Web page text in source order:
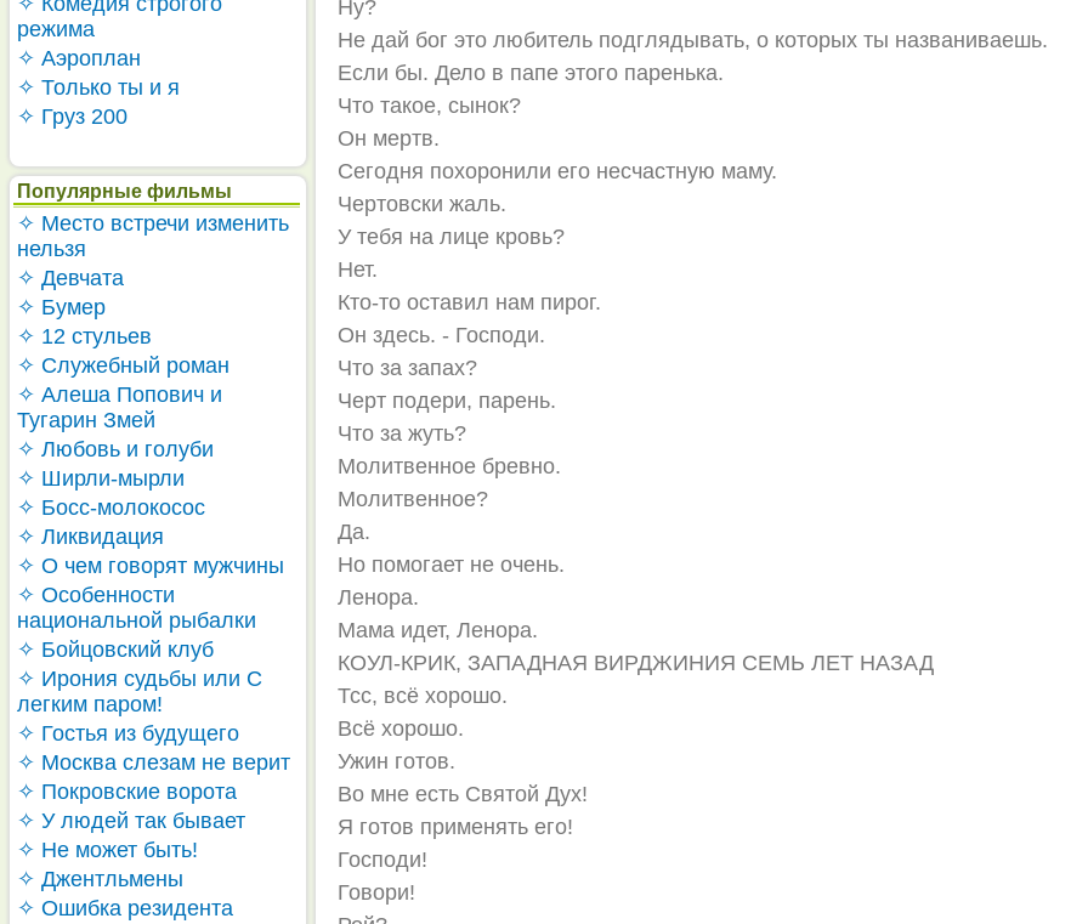
режима
✧ Аэроплан
✧ Только ты и я
✧ Груз 200
Популярные фильмы
✧ Место встречи изменить
нельзя
✧ Девчата
✧ Бумер
✧ 12 стульев
✧ Служебный роман
✧ Алеша Попович и
Тугарин Змей
✧ Любовь и голуби
✧ Ширли-мырли
✧ Босс-молокосос
✧ Ликвидация
✧ О чем говорят мужчины
✧ Особенности
национальной рыбалки
✧ Бойцовский клуб
✧ Ирония судьбы или С
легким паром!
✧ Гостья из будущего
✧ Москва слезам не верит
✧ Покровские ворота
✧ У людей так бывает
✧ Не может быть!
✧ Джентльмены
✧ Ошибка резидента
Ну?
Не дай бог это любитель подглядывать, о которых ты названиваешь.
Если бы. Дело в папе этого паренька.
Что такое, сынок?
Он мертв.
Сегодня похоронили его несчастную маму.
Чертовски жаль.
У тебя на лице кровь?
Нет.
Кто-то оставил нам пирог.
Он здесь. - Господи.
Что за запах?
Черт подери, парень.
Что за жуть?
Молитвенное бревно.
Молитвенное?
Да.
Но помогает не очень.
Ленора.
Мама идет, Ленора.
КОУЛ-КРИК, ЗАПАДНАЯ ВИРДЖИНИЯ СЕМЬ ЛЕТ НАЗАД
Тсс, всё хорошо.
Всё хорошо.
Ужин готов.
Во мне есть Святой Дух!
Я готов применять его!
Господи!
Говори!